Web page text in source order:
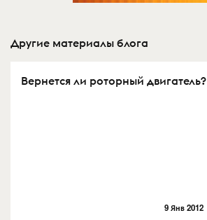
Другие материалы блога
Вернется ли роторный двигатель?
9 Янв 2012